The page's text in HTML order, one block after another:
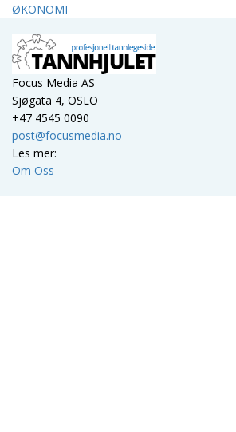
ØKONOMI
Focus Media AS
Sjøgata 4, OSLO
+47 4545 0090
post@focusmedia.no
Les mer:
Om Oss